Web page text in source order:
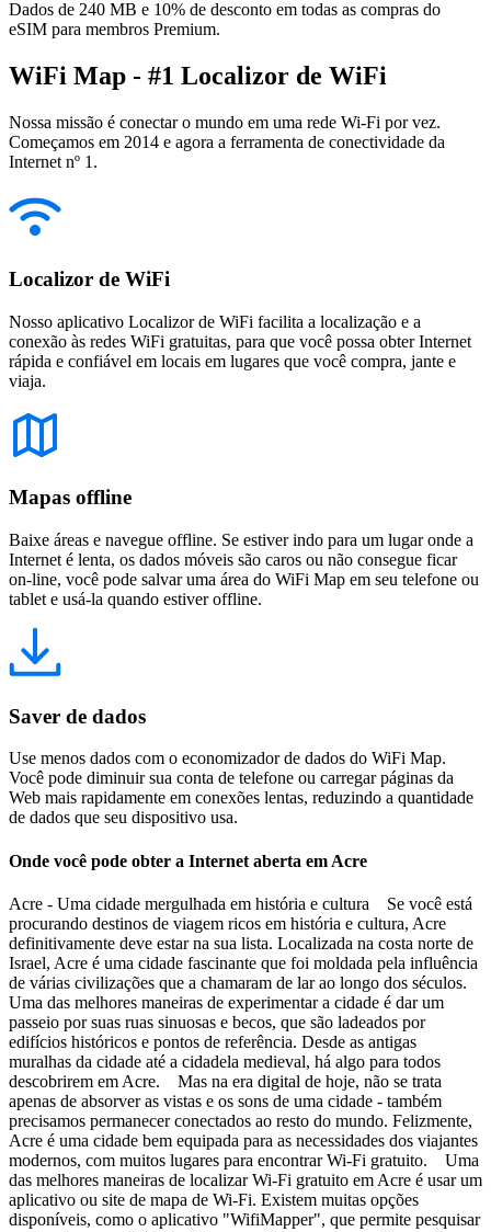
Dados de 240 MB e 10% de desconto em todas as compras do
eSIM para membros Premium.
WiFi Map - #1 Localizor de WiFi
Nossa missão é conectar o mundo em uma rede Wi-Fi por vez.
Começamos em 2014 e agora a ferramenta de conectividade da
Internet nº 1.
Localizor de WiFi
Nosso aplicativo Localizor de WiFi facilita a localização e a
conexão às redes WiFi gratuitas, para que você possa obter Internet
rápida e confiável em locais em lugares que você compra, jante e
viaja.
Mapas offline
Baixe áreas e navegue offline. Se estiver indo para um lugar onde a
Internet é lenta, os dados móveis são caros ou não consegue ficar
on-line, você pode salvar uma área do WiFi Map em seu telefone ou
tablet e usá-la quando estiver offline.
Saver de dados
Use menos dados com o economizador de dados do WiFi Map.
Você pode diminuir sua conta de telefone ou carregar páginas da
Web mais rapidamente em conexões lentas, reduzindo a quantidade
de dados que seu dispositivo usa.
Onde você pode obter a Internet aberta em Acre
Acre - Uma cidade mergulhada em história e cultura Se você está
procurando destinos de viagem ricos em história e cultura, Acre
definitivamente deve estar na sua lista. Localizada na costa norte de
Israel, Acre é uma cidade fascinante que foi moldada pela influência
de várias civilizações que a chamaram de lar ao longo dos séculos.
Uma das melhores maneiras de experimentar a cidade é dar um
passeio por suas ruas sinuosas e becos, que são ladeados por
edifícios históricos e pontos de referência. Desde as antigas
muralhas da cidade até a cidadela medieval, há algo para todos
descobrirem em Acre. Mas na era digital de hoje, não se trata
apenas de absorver as vistas e os sons de uma cidade - também
precisamos permanecer conectados ao resto do mundo. Felizmente,
Acre é uma cidade bem equipada para as necessidades dos viajantes
modernos, com muitos lugares para encontrar Wi-Fi gratuito. Uma
das melhores maneiras de localizar Wi-Fi gratuito em Acre é usar um
aplicativo ou site de mapa de Wi-Fi. Existem muitas opções
disponíveis, como o aplicativo "WifiMapper", que permite pesquisar